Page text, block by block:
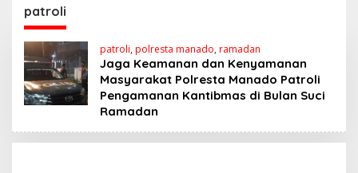
Dukungan Penuh
Kepada Calon Hukum
Tua Walantakan
patroli
patroli, polresta manado, ramadan
Jaga Keamanan dan Kenyamanan
Masyarakat Polresta Manado Patroli
Pengamanan Kantibmas di Bulan Suci
Ramadan